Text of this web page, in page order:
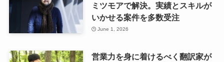
ミツモアで解決。実績とスキルが
いかせる案件を多数受注
June 1, 2026
営業力を身に着けるべく翻訳家が